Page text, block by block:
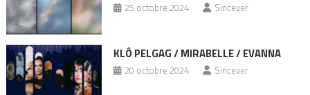
25 octobre 2024 Sincever
KLÔ PELGAG / MIRABELLE / EVANNA
20 octobre 2024 Sincever